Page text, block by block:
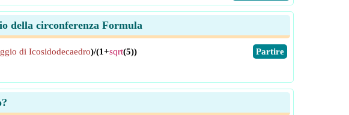
della circonferenza Formula
​Partire
di Icosidodecaedro)/(1+sqrt(5))